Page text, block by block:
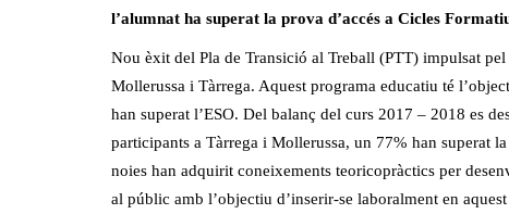
l’alumnat ha superat la prova d’accés a Cicles
Nou èxit del Pla de Transició al Treball (PTT) impulsat
Mollerussa i Tàrrega. Aquest programa educatiu té
han superat l’ESO. Del balanç del curs 2017 – 2018 es
participants a Tàrrega i Mollerussa, un 77% han superat
noies han adquirit coneixements teoricopràctics per
al públic amb l’objectiu d’inserir-se laboralment en